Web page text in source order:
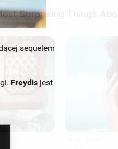
sequelem
Freydis jest
The